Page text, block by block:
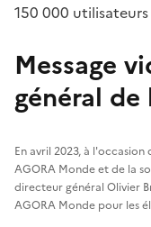
150 000
Message
général de
En avril 2023, à
AGORA Monde et de la
directeur général Olivier
AGORA Monde pour les